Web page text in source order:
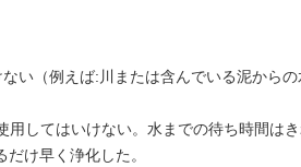
い（例えば:川または含んでいる泥から
してはいけない。水までの待ち時間はき
け早く浄化した。